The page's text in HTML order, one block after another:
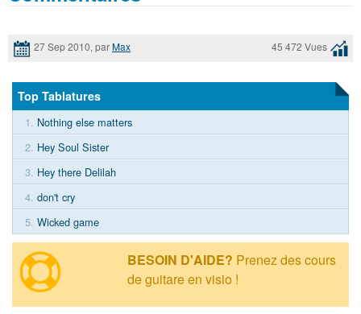
27 Sep 2010, parMax 45 472 Vues
Top Tablatures
1. Nothing else matters
2. Hey Soul Sister
3. Hey there Delilah
4. don't cry
5. Wicked game
BESOIN D'AIDE? Prenez des cours
de guitare en visio !